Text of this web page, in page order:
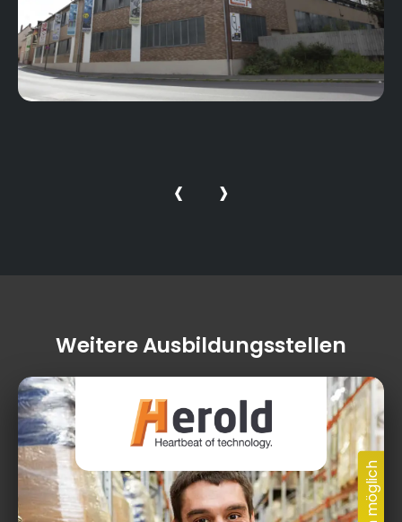
‹ ›
Weitere Ausbildungsstellen